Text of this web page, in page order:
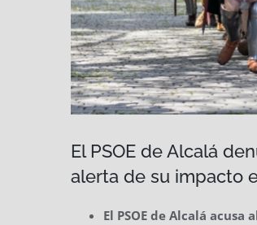
El PSOE de Alcalá
alerta de su impacto
El PSOE de Alcalá